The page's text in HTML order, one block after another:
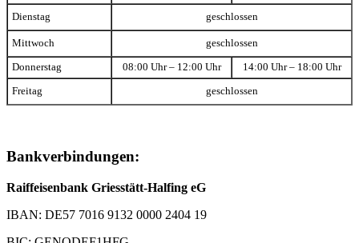
Dienstag geschlossen
Mittwoch geschlossen
Donnerstag 08:00 Uhr – 12:00 Uhr 14:00 Uhr – 18:00 Uhr
Freitag geschlossen
Bankverbindungen:
Raiffeisenbank Griesstätt-Halfing eG
IBAN: DE57 7016 9132 0000 2404 19